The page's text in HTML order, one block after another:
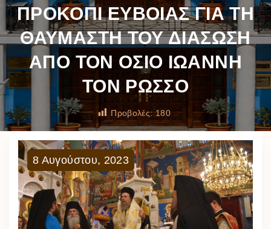
ΠΡΟΚΟΠΙ ΕΥΒΟΙΑΣ ΓΙΑ ΤΗ
ΘΑΥΜΑΣΤΗ ΤΟΥ ΔΙΑΣΩΣΗ
ΑΠΟ ΤΟΝ ΟΣΙΟ ΙΩΑΝΝΗ
ΤΟΝ ΡΩΣΣΟ
Προβολές: 180
8 Αυγούστου, 2023